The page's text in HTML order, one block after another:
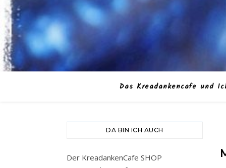
Das Kreadankencafe und
DA BIN ICH AUCH
Der KreadankenCafe SHOP